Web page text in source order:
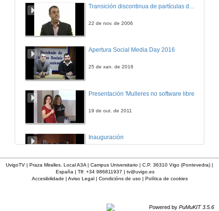
22 de nov. de 2006
Apertura Social Media Day 2016
25 de xan. de 2016
Presentación 'Mulleres no software libre'
19 de out. de 2011
Inauguración
UvigoTV | Praza Miralles. Local A3A | Campus Universitario | C.P. 36310 Vigo (Pontevedra) |
España | Tlf: +34 986811937 | tv@uvigo.es
Accesibilidade | Aviso Legal| Condicións de uso| Política de cookies
Powered by PuMuKIT 3.5.6